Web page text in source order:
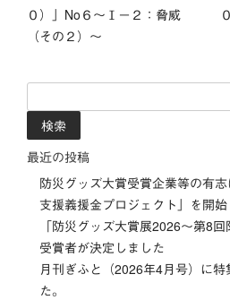
稿
ナ
ビ
ゲ
ー
シ
ョ
ン
０）」No６～Ⅰ－２：脅威
（その２）～
索:
最近の投稿
防災グッズ大賞受賞企業等の有
支援義援金プロジェクト」を開始
「防災グッズ⼤賞展2026〜第8
受賞者が決定しました
月刊ぎふと（2026年4月号）に
た。